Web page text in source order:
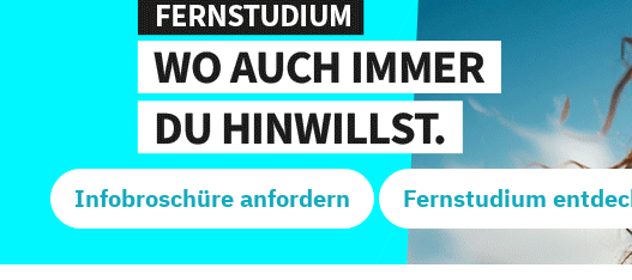
Infobroschüre anfordern Fernstudium